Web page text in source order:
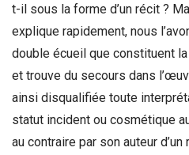
t-il sous la forme d’un récit ?
explique rapidement, nous
double écueil que constituent
et trouve du secours dans
ainsi disqualifiée toute
statut incident ou cosmétique
au contraire par son auteur